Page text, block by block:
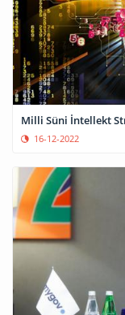
Milli Süni İntellekt
16-12-2022